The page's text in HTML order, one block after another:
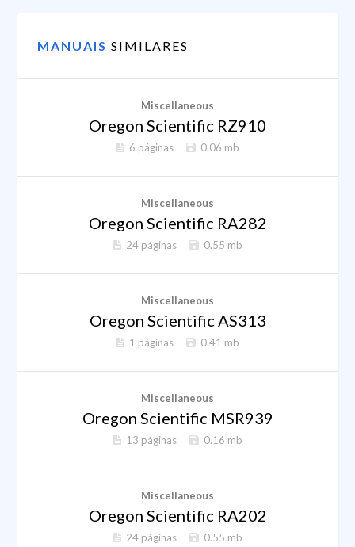
MANUAIS SIMILARES
Miscellaneous
Oregon Scientific RZ910
6 páginas 0.06 mb
Miscellaneous
Oregon Scientific RA282
24 páginas 0.55 mb
Miscellaneous
Oregon Scientific AS313
1 páginas 0.41 mb
Miscellaneous
Oregon Scientific MSR939
13 páginas 0.16 mb
Miscellaneous
Oregon Scientific RA202
24 páginas 0.55 mb